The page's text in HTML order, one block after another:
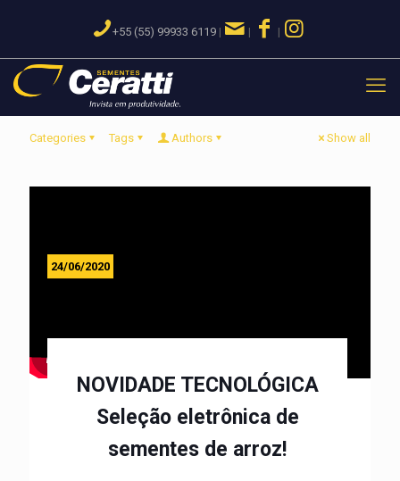
+55 (55) 99933 6119 | | |
Categories Tags Authors Show all
24/06/2020
NOVIDADE TECNOLÓGICA
Seleção eletrônica de
sementes de arroz!